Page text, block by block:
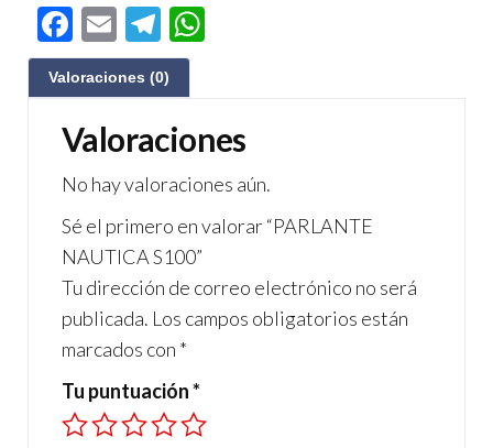
F
ac
e
b
o
o
k
E
m
ail
Te
le
gr
a
m
s
A
p
p
Valoraciones (0)
Valoraciones
No hay valoraciones aún.
Sé el primero en valorar “PARLANTE
NAUTICA S100”
Tu dirección de correo electrónico no será
publicada. Los campos obligatorios están
marcados con *
Tu puntuación*